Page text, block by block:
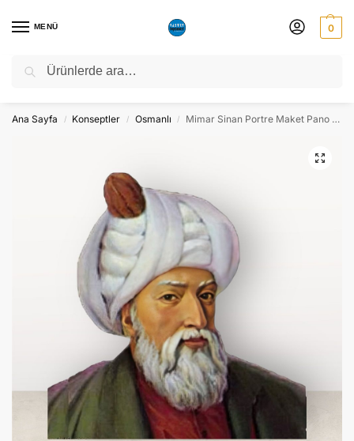
MENÜ 0
NATO ZİRVESİ NEDENİYLE 06-10 TEMMUZ TARİHLERİ ARASINDA
Ana Sayfa / Konseptler / Osmanlı / Mimar Sinan Portre Maket Pano Dekor – Süs